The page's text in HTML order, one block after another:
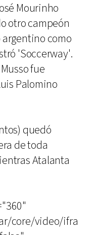
Mourinho
otro campeón
como
'Soccerway'.
fue
Palomino
quedó
de toda
Atalanta
core/video/ifra